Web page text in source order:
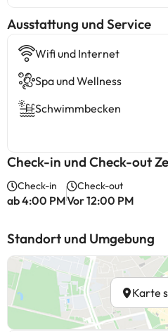
​Ausstattung und Service
Wifi und Internet
Spa und Wellness
Schwimmbecken
Check-in und Check-out
Check-in
ab 4:00 PM
Check-out
Vor 12:00 PM
Standort und Umgebung
Karte